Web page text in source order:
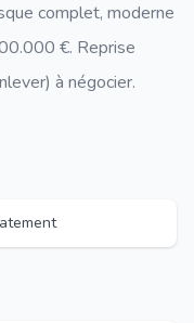
complet, moderne
€. Reprise
à négocier.